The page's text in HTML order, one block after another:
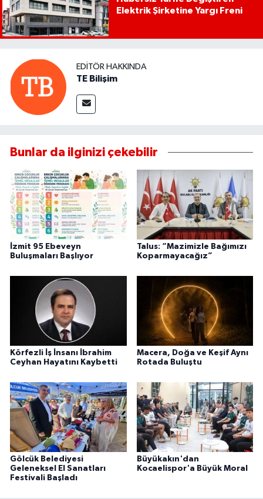
Elektrik Şirketine Yargı Freni
EDITÖR HAKKINDA
TE Bilişim
Bunlar da ilginizi çekebilir
İzmit 95 Ebeveyn
Buluşmaları Başlıyor
Talus: “Mazimizle Bağımızı
Koparmayacağız”
Körfezli İş İnsanı İbrahim
Ceyhan Hayatını Kaybetti
Macera, Doğa ve Keşif Aynı
Rotada Buluştu
Gölcük Belediyesi
Geleneksel El Sanatları
Festivali Başladı
Büyükakın'dan
Kocaelispor'a Büyük Moral